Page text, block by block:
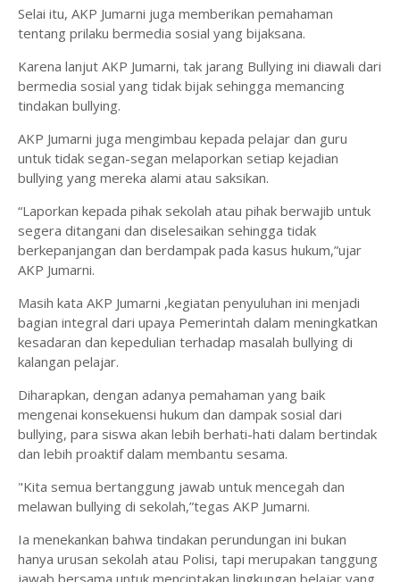
Selai itu, AKP Jumarni juga memberikan pemahaman
tentang prilaku bermedia sosial yang bijaksana.
Karena lanjut AKP Jumarni, tak jarang Bullying ini diawali dari
bermedia sosial yang tidak bijak sehingga memancing
tindakan bullying.
AKP Jumarni juga mengimbau kepada pelajar dan guru
untuk tidak segan-segan melaporkan setiap kejadian
bullying yang mereka alami atau saksikan.
“Laporkan kepada pihak sekolah atau pihak berwajib untuk
segera ditangani dan diselesaikan sehingga tidak
berkepanjangan dan berdampak pada kasus hukum,”ujar
AKP Jumarni.
Masih kata AKP Jumarni ,kegiatan penyuluhan ini menjadi
bagian integral dari upaya Pemerintah dalam meningkatkan
kesadaran dan kepedulian terhadap masalah bullying di
kalangan pelajar.
Diharapkan, dengan adanya pemahaman yang baik
mengenai konsekuensi hukum dan dampak sosial dari
bullying, para siswa akan lebih berhati-hati dalam bertindak
dan lebih proaktif dalam membantu sesama.
"Kita semua bertanggung jawab untuk mencegah dan
melawan bullying di sekolah,”tegas AKP Jumarni.
Ia menekankan bahwa tindakan perundungan ini bukan
hanya urusan sekolah atau Polisi, tapi merupakan tanggung
jawab bersama untuk menciptakan lingkungan belajar yang